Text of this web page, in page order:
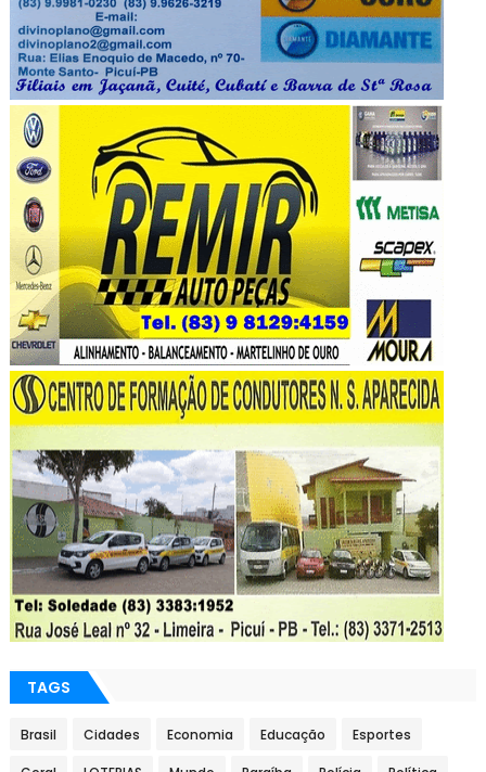
TAGS
Brasil Cidades Economia Educação Esportes